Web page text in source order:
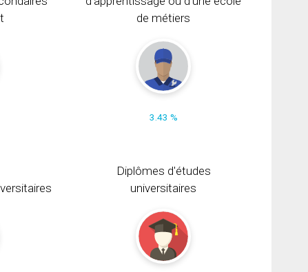
de métiers
3.43 %
Diplômes d'études
universitaires